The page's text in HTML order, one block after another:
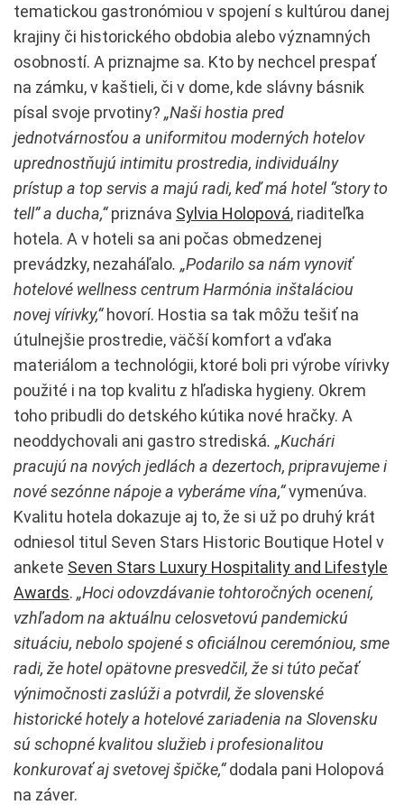
tematickou gastronómiou v spojení s kultúrou danej
krajiny či historického obdobia alebo významných
osobností. A priznajme sa. Kto by nechcel prespať
na zámku, v kaštieli, či v dome, kde slávny básnik
písal svoje prvotiny? „Naši hostia pred
jednotvárnosťou a uniformitou moderných hotelov
uprednostňujú intimitu prostredia, individuálny
prístup a top servis a majú radi, keď má hotel “story to
tell” a ducha,“priznáva Sylvia Holopová, riaditeľka
hotela. A v hoteli sa ani počas obmedzenej
prevádzky, nezaháľalo. „Podarilo sa nám vynoviť
hotelové wellness centrum Harmónia inštaláciou
novej vírivky,“hovorí. Hostia sa tak môžu tešiť na
útulnejšie prostredie, väčší komfort a vďaka
materiálom a technológii, ktoré boli pri výrobe vírivky
použité i na top kvalitu z hľadiska hygieny. Okrem
toho pribudli do detského kútika nové hračky. A
neoddychovali ani gastro strediská. „Kuchári
pracujú na nových jedlách a dezertoch, pripravujeme i
nové sezónne nápoje a vyberáme vína,“vymenúva.
Kvalitu hotela dokazuje aj to, že si už po druhý krát
odniesol titul Seven Stars Historic Boutique Hotel v
ankete Seven Stars Luxury Hospitality and Lifestyle
Awards. „Hoci odovzdávanie tohtoročných ocenení,
vzhľadom na aktuálnu celosvetovú pandemickú
situáciu, nebolo spojené s oficiálnou ceremóniou, sme
radi, že hotel opätovne presvedčil, že si túto pečať
výnimočnosti zaslúži a potvrdil, že slovenské
historické hotely a hotelové zariadenia na Slovensku
sú schopné kvalitou služieb i profesionalitou
konkurovať aj svetovej špičke,“dodala pani Holopová
na záver.